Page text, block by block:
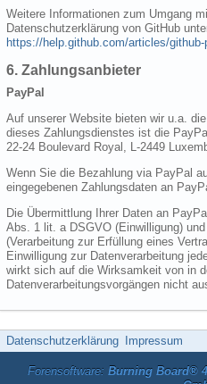
Weitere Informationen zum Umgang
Datenschutzerklärung von GitHub
https://help.github.com/articles/
6. Zahlungsanbieter
PayPal
Auf unserer Website bieten wir u.a.
dieses Zahlungsdienstes ist die
22-24 Boulevard Royal, L-2449
Wenn Sie die Bezahlung via PayPal
eingegebenen Zahlungsdaten an
Die Übermittlung Ihrer Daten an
Abs. 1 lit. a DSGVO (Einwilligung)
(Verarbeitung zur Erfüllung eines
Einwilligung zur Datenverarbeitung
wirkt sich auf die Wirksamkeit von in
Datenverarbeitungsvorgängen nicht
Datenschutzerklärung Impressum
Forensoftware: Burning Board®